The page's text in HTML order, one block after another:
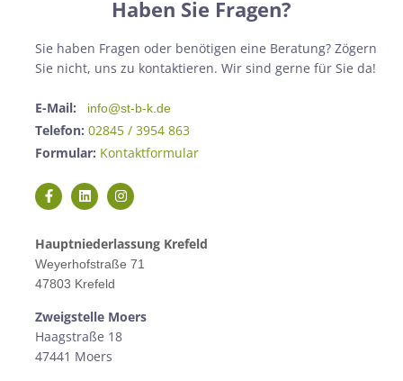
Haben Sie Fragen?
Sie haben Fragen oder benötigen eine Beratung? Zögern
Sie nicht, uns zu kontaktieren. Wir sind gerne für Sie da!
E-Mail: info@st-b-k.de
Telefon: 02845 / 3954 863
Formular: Kontaktformular
Hauptniederlassung Krefeld
Weyerhofstraße 71
47803 Krefeld
Zweigstelle Moers
Haagstraße 18
47441 Moers